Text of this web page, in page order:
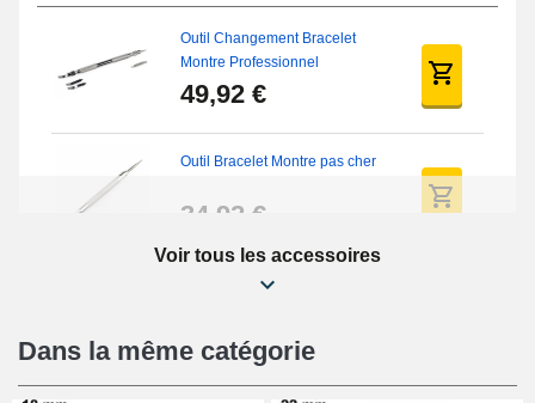
Outil Changement Bracelet
Montre Professionnel
49,92 €
Outil Bracelet Montre pas cher
34,92 €
Kit Réparation Montre Débutant
16,90 €
Voir tous les accessoires
Dans la même catégorie